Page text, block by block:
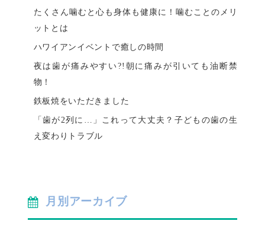
たくさん噛むと心も身体も健康に！噛むことのメリ
ットとは
ハワイアンイベントで癒しの時間
夜は歯が痛みやすい?!朝に痛みが引いても油断禁
物！
鉄板焼をいただきました
「歯が2列に…」これって大丈夫？子どもの歯の生
え変わりトラブル
月別アーカイブ